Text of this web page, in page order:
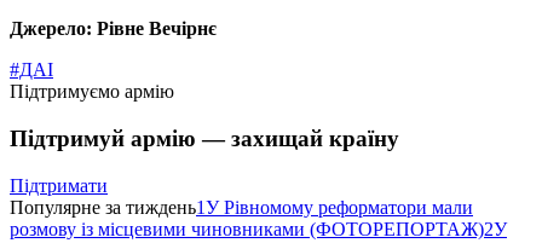
Джерело: Рівне Вечірнє
#ДАІ
Підтримуємо армію
Підтримуй армію — захищай країну
Підтримати
Популярне за тиждень1У Рівномому реформатори мали
розмову із місцевими чиновниками (ФОТОРЕПОРТАЖ)2У